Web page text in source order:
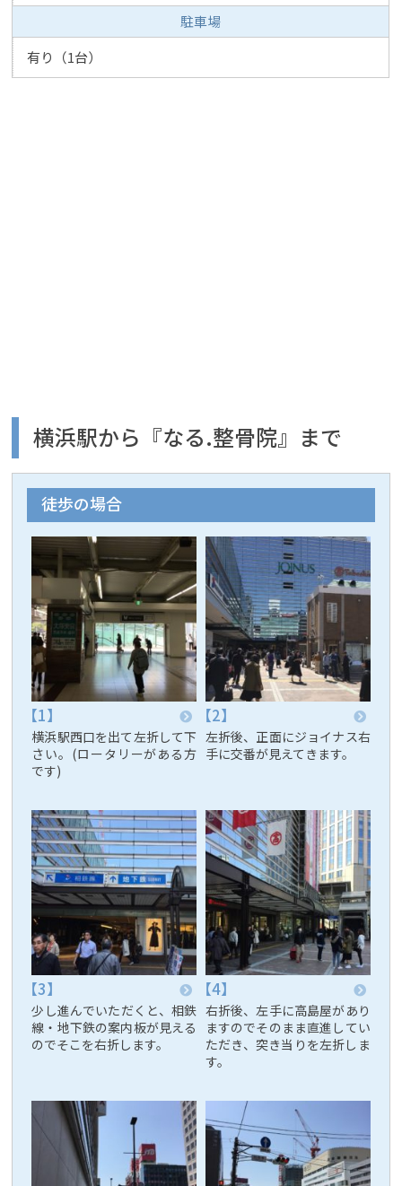
駐車場
有り（1台）
横浜駅から『なる.整骨院』まで
徒歩の場合
横浜駅西口を出て左折して下
さい。(ロータリーがある方
です)
左折後、正面にジョイナス右
手に交番が見えてきます。
少し進んでいただくと、相鉄
線・地下鉄の案内板が見える
のでそこを右折します。
右折後、左手に高島屋があり
ますのでそのまま直進してい
ただき、突き当りを左折しま
す。